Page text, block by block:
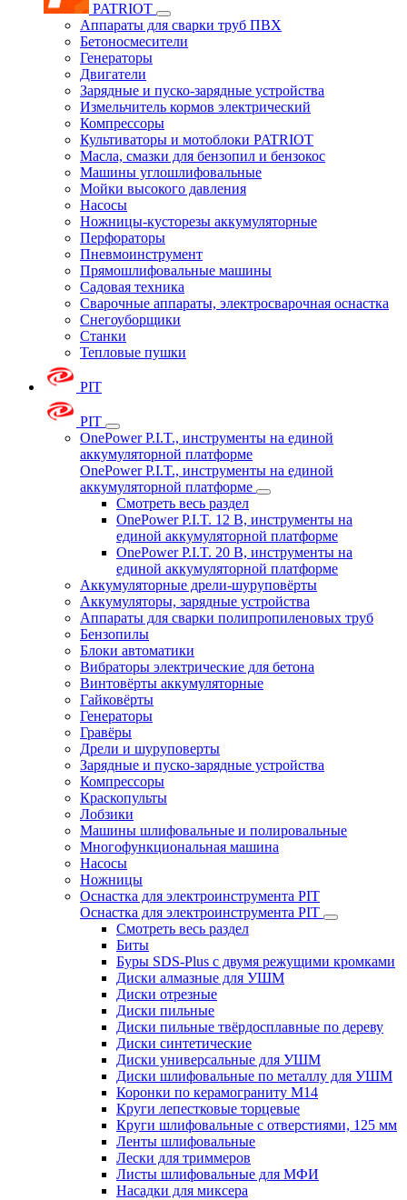
PATRIOT
Аппараты для сварки труб ПВХ
Бетоносмесители
Генераторы
Двигатели
Зарядные и пуско-зарядные устройства
Измельчитель кормов электрический
Компрессоры
Культиваторы и мотоблоки PATRIOT
Масла, смазки для бензопил и бензокос
Машины углошлифовальные
Мойки высокого давления
Насосы
Ножницы-кусторезы аккумуляторные
Перфораторы
Пневмоинструмент
Прямошлифовальные машины
Садовая техника
Сварочные аппараты, электросварочная оснастка
Снегоуборщики
Станки
Тепловые пушки
PIT
PIT
OnePower P.I.T., инструменты на единой
аккумуляторной платформе
OnePower P.I.T., инструменты на единой
аккумуляторной платформе
Смотреть весь раздел
OnePower P.I.T. 12 В, инструменты на
единой аккумуляторной платформе
OnePower P.I.T. 20 В, инструменты на
единой аккумуляторной платформе
Аккумуляторные дрели-шуруповёрты
Аккумуляторы, зарядные устройства
Аппараты для сварки полипропиленовых труб
Бензопилы
Блоки автоматики
Вибраторы электрические для бетона
Винтовёрты аккумуляторные
Гайковёрты
Генераторы
Гравёры
Дрели и шуруповерты
Зарядные и пуско-зарядные устройства
Компрессоры
Краскопульты
Лобзики
Машины шлифовальные и полировальные
Многофункциональная машина
Насосы
Ножницы
Оснастка для электроинструмента PIT
Оснастка для электроинструмента PIT
Смотреть весь раздел
Биты
Буры SDS-Plus c двумя режущими кромками
Диски алмазные для УШМ
Диски отрезные
Диски пильные
Диски пильные твёрдосплавные по дереву
Диски синтетические
Диски универсальные для УШМ
Диски шлифовальные по металлу для УШМ
Коронки по керамограниту M14
Круги лепестковые торцевые
Круги шлифовальные с отверстиями, 125 мм
Ленты шлифовальные
Лески для триммеров
Листы шлифовальные для МФИ
Насадки для миксера